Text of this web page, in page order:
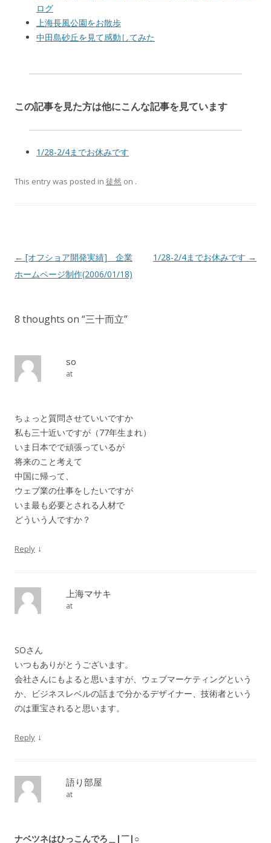
ログ
上海長風公園をお散歩
中田島砂丘を見て感動してみた
この記事を見た方は他にこんな記事を見ています
1/28-2/4までお休みです
This entry was posted in 徒然 on .
Post navigation
← [オフショア開発実績] 企業
ホームページ制作(2006/01/18)
1/28-2/4までお休みです →
8 thoughts on “三十而立”
so
at
ちょっと質問させていいですか
私も三十近いですが（77年生まれ）
いま日本でで頑張っているが
将来のこと考えて
中国に帰って、
ウェブ業の仕事をしたいですが
いま最も必要とされる人材で
どういう人ですか？
Reply ↓
上海マサキ
at
SOさん
いつもありがとうございます。
会社さんにもよると思いますが、ウェブマーケティングという
か、ビジネスレベルの話まで分かるデザイナー、技術者という
のは重宝されると思います。
Reply ↓
語り部屋
at
ナベツネはひっこんでろ＿|￣|○